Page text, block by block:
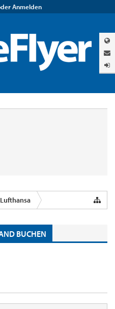
Anmelden
Lufthansa
BUCHEN